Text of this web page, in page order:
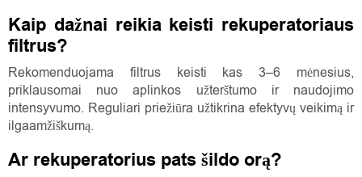
Kaip dažnai reikia keisti rekuperatoriaus
filtrus?
Rekomenduojama filtrus keisti kas 3–6 mėnesius,
priklausomai nuo aplinkos užterštumo ir naudojimo
intensyvumo. Reguliari priežiūra užtikrina efektyvų veikimą ir
ilgaamžiškumą.
Ar rekuperatorius pats šildo orą?